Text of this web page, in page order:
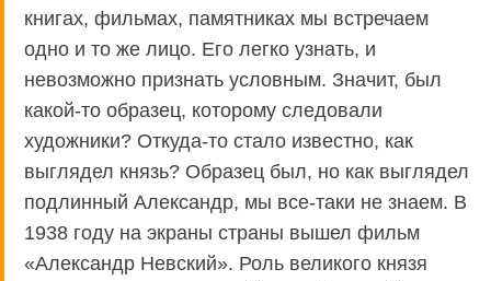
книгах, фильмах, памятниках мы встречаем
одно и то же лицо. Его легко узнать, и
невозможно признать условным. Значит, был
какой-то образец, которому следовали
художники? Откуда-то стало известно, как
выглядел князь? Образец был, но как выглядел
подлинный Александр, мы все-таки не знаем. В
1938 году на экраны страны вышел фильм
«Александр Невский». Роль великого князя